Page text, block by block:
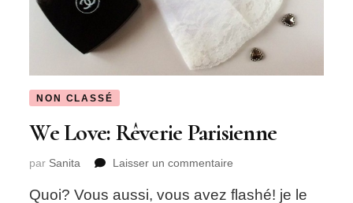
NON CLASSÉ
We Love: Rêverie Parisienne
par Sanita Laisser un commentaire
Love:
Quoi? Vous aussi, vous avez flashé! je le